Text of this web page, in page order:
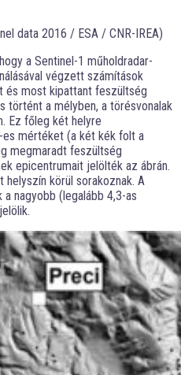
data 2016 / ESA / CNR-IREA)
a Sentinel-1 műholdradar-
végzett számítások
és most kipattant feszültség
történt a mélyben, a törésvonalak
Ez főleg két helyre
mértéket (a két kék folt a
megmaradt feszültség
epicentrumait jelölték az ábrán.
körül sorakoznak. A
nagyobb (legalább 4,3-as